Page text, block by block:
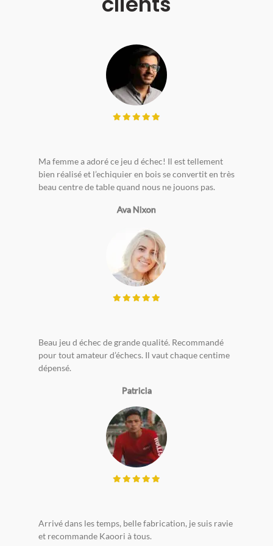
Ma femme a adoré ce jeu d échec! Il est tellement
bien réalisé et l’echiquier en bois se convertit en très
beau centre de table quand nous ne jouons pas.
Ava Nixon
Beau jeu d échec de grande qualité. Recommandé
pour tout amateur d’échecs. Il vaut chaque centime
dépensé.
Patricia
Arrivé dans les temps, belle fabrication, je suis ravie
et recommande Kaoori à tous.